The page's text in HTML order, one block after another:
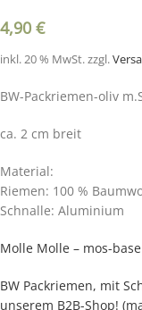
4,90 €
inkl. 20 % MwSt.zzgl.
BW-Packriemen-oliv
ca. 2 cm breit
Material:
Riemen: 100 %
Schnalle: Aluminium
Molle Molle – mos-base
BW Packriemen, mit
unserem B2B-Shop!